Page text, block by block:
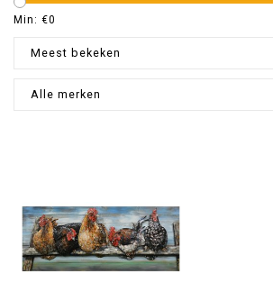
Min: €0
Meest bekeken
Alle merken